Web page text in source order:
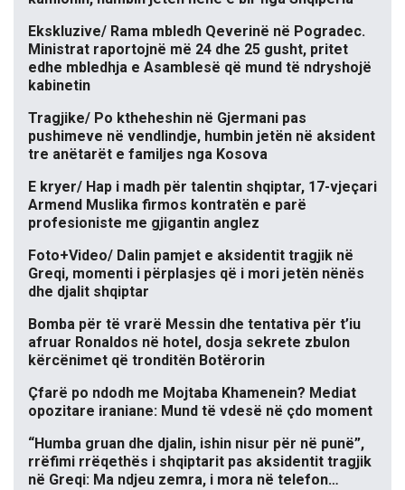
Ekskluzive/ Rama mbledh Qeverinë në Pogradec.
Ministrat raportojnë më 24 dhe 25 gusht, pritet
edhe mbledhja e Asamblesë që mund të ndryshojë
kabinetin
Tragjike/ Po ktheheshin në Gjermani pas
pushimeve në vendlindje, humbin jetën në aksident
tre anëtarët e familjes nga Kosova
E kryer/ Hap i madh për talentin shqiptar, 17-vjeçari
Armend Muslika firmos kontratën e parë
profesioniste me gjigantin anglez
Foto+Video/ Dalin pamjet e aksidentit tragjik në
Greqi, momenti i përplasjes që i mori jetën nënës
dhe djalit shqiptar
Bomba për të vrarë Messin dhe tentativa për t’iu
afruar Ronaldos në hotel, dosja sekrete zbulon
kërcënimet që tronditën Botërorin
Çfarë po ndodh me Mojtaba Khamenein? Mediat
opozitare iraniane: Mund të vdesë në çdo moment
“Humba gruan dhe djalin, ishin nisur për në punë”,
rrëfimi rrëqethës i shqiptarit pas aksidentit tragjik
në Greqi: Ma ndjeu zemra, i mora në telefon…